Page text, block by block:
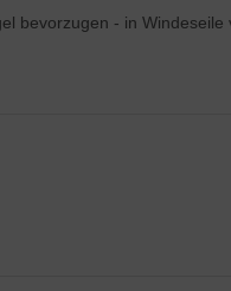
bevorzugen - in Windeseile